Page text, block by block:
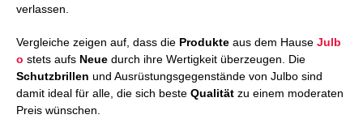
verlassen.
Vergleiche zeigen auf, dass die Produkte aus dem Hause Julb
o stets aufs Neue durch ihre Wertigkeit überzeugen. Die
Schutzbrillen und Ausrüstungsgegenstände von Julbo sind
damit ideal für alle, die sich beste Qualität zu einem moderaten
Preis wünschen.